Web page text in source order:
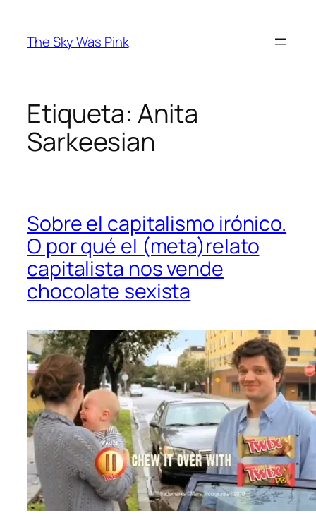
contenido
The Sky Was Pink
Etiqueta: Anita
Sarkeesian
Sobre el capitalismo irónico.
O por qué el (meta)relato
capitalista nos vende
chocolate sexista